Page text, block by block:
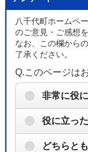
八千代町ホームペ
のご意見・ご感想
なお、この欄から
了承ください。
Q.このページは
非常に役
役に立った
どちらと